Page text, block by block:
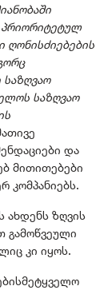
ღონისძიებების
საზღვაო
საზღვაო
და
მითითებები
კომპანიებს.
ახდენს ზღვის
გამოწვეული
კი იყოს.